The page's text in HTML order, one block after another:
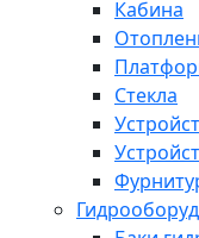
Кабина
Стекла